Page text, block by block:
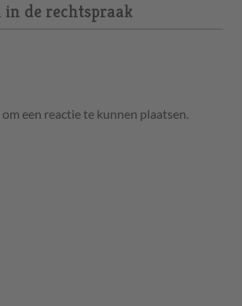
in de rechtspraak
een reactie te kunnen plaatsen.